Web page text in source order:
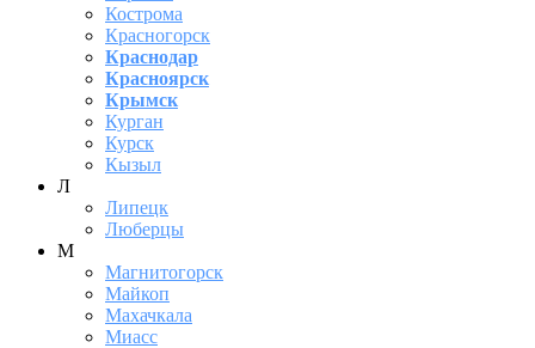
Кострома
Красногорск
Краснодар
Красноярск
Крымск
Курган
Курск
Кызыл
Л
Липецк
Люберцы
М
Магнитогорск
Майкоп
Махачкала
Миасс